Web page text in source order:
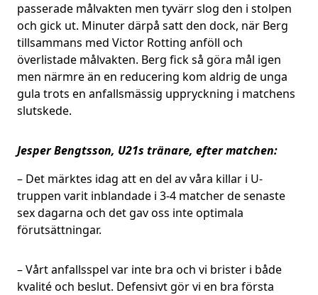
passerade målvakten men tyvärr slog den i stolpen
och gick ut. Minuter därpå satt den dock, när Berg
tillsammans med Victor Rotting anföll och
överlistade målvakten. Berg fick så göra mål igen
men närmre än en reducering kom aldrig de unga
gula trots en anfallsmässig uppryckning i matchens
slutskede.
Jesper Bengtsson, U21s tränare, efter matchen:
– Det märktes idag att en del av våra killar i U-
truppen varit inblandade i 3-4 matcher de senaste
sex dagarna och det gav oss inte optimala
förutsättningar.
– Vårt anfallsspel var inte bra och vi brister i både
kvalité och beslut. Defensivt gör vi en bra första